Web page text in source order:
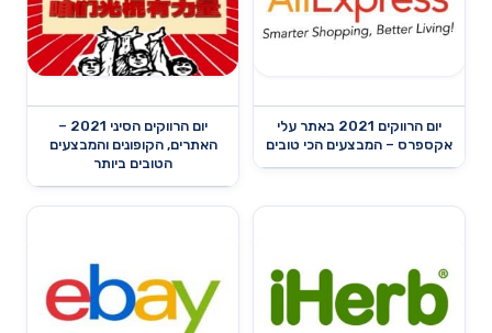
יום הרווקים 2021 באתר עלי
אקספרס – המבצעים הכי טובים
יום הרווקים הסיני 2021 –
האתרים, הקופונים והמבצעים
הטובים ביותר